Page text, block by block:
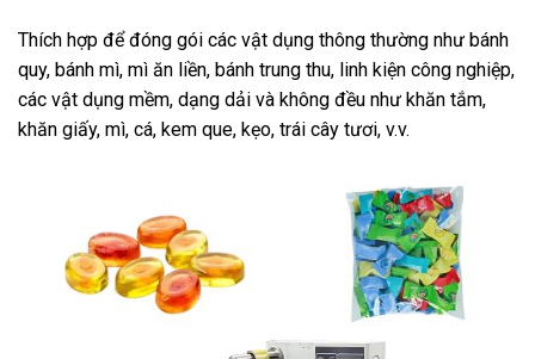
Thích hợp để đóng gói các vật dụng thông thường như bánh
quy, bánh mì, mì ăn liền, bánh trung thu, linh kiện công nghiệp,
các vật dụng mềm, dạng dải và không đều như khăn tắm,
khăn giấy, mì, cá, kem que, kẹo, trái cây tươi, v.v.